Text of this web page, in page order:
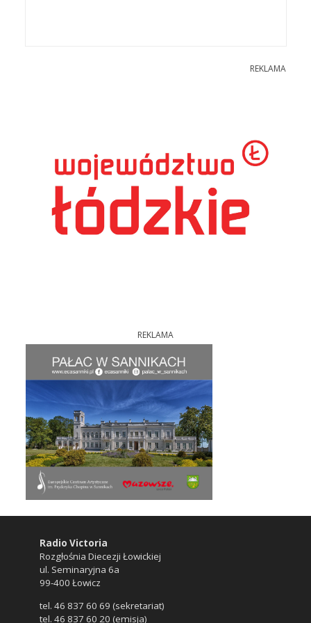
REKLAMA
REKLAMA
Radio Victoria
Rozgłośnia Diecezji Łowickiej
ul. Seminaryjna 6a
99-400 Łowicz
tel. 46 837 60 69 (sekretariat)
tel. 46 837 60 20 (emisja)